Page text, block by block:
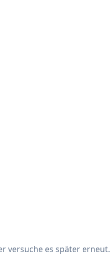
versuche es später erneut.